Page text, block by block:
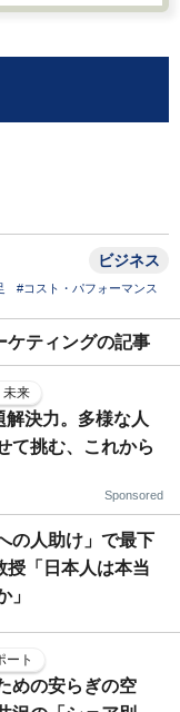
ビジネス
#コスト・パフォーマンス
ケティングの記事
未来
決力。多様な人
て挑む、これから
Sponsored
の人助け」で最下
授「日本人は本当
」
ート
めの安らぎの空